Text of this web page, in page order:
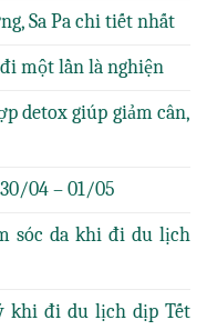
Sa Pa chi tiết nhất
một lần là nghiện
detox giúp giảm cân,
04 – 01/05
sóc da khi đi du lịch
khi đi du lịch dịp Tết